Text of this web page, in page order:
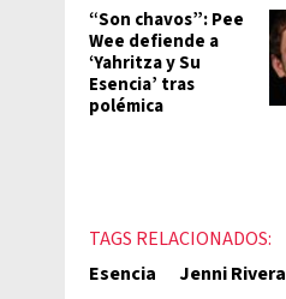
“Son chavos”: Pee
Wee defiende a
‘Yahritza y Su
Esencia’ tras
polémica
TAGS RELACIONADOS:
Esencia
Jenni Rivera